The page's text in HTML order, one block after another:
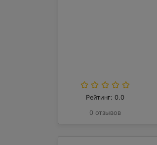
Рейтинг: 0.0
0 отзывов